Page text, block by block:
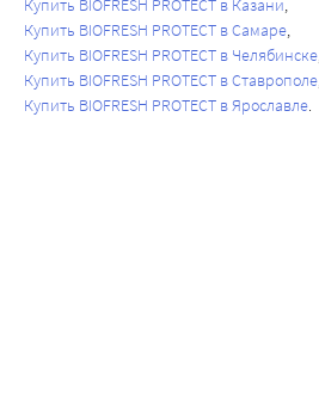
Купить BIOFRESH PROTECT в Казани
Купить BIOFRESH PROTECT в Самаре
Купить BIOFRESH PROTECT в Челябинске
Купить BIOFRESH PROTECT в Ставрополе
Купить BIOFRESH PROTECT в Ярославле